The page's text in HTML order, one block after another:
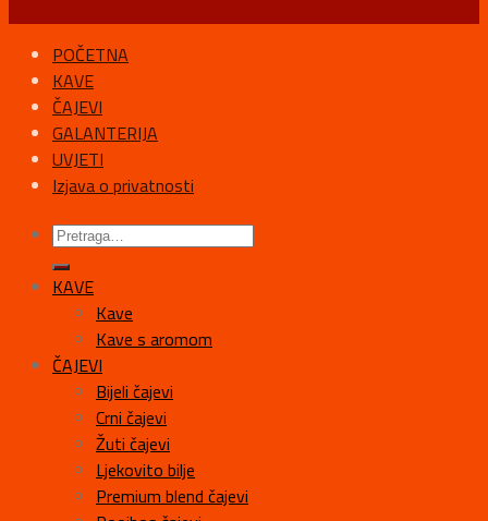
POČETNA
KAVE
ČAJEVI
GALANTERIJA
UVJETI
Izjava o privatnosti
KAVE
Kave
Kave s aromom
ČAJEVI
Bijeli čajevi
Crni čajevi
Žuti čajevi
Ljekovito bilje
Premium blend čajevi